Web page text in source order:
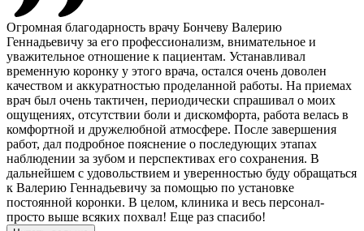
Огромная благодарность врачу Бончеву Валерию
Геннадьевичу за его профессионализм, внимательное и
уважительное отношение к пациентам. Устанавливал
временную коронку у этого врача, остался очень доволен
качеством и аккуратностью проделанной работы. На приемах
врач был очень тактичен, периодически спрашивал о моих
ощущениях, отсутствии боли и дискомфорта, работа велась в
комфортной и дружелюбной атмосфере. После завершения
работ, дал подробное пояснение о последующих этапах
наблюдении за зубом и перспективах его сохранения. В
дальнейшем с удовольствием и уверенностью буду обращаться
к Валерию Геннадьевичу за помощью по установке
постоянной коронки. В целом, клиника и весь персонал-
просто выше всяких похвал! Еще раз спасибо!